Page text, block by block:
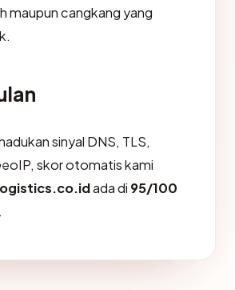
maupun cangkang yang
sinyal DNS, TLS,
skor otomatis kami
ada di 95/100